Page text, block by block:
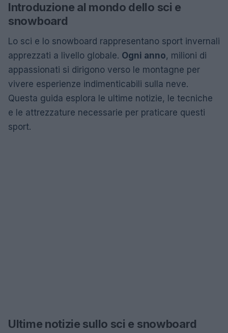
Introduzione al mondo dello sci e
snowboard
Lo sci e lo snowboard rappresentano sport invernali
apprezzati a livello globale. Ogni anno, milioni di
appassionati si dirigono verso le montagne per
vivere esperienze indimenticabili sulla neve.
Questa guida esplora le ultime notizie, le tecniche
e le attrezzature necessarie per praticare questi
sport.
Ultime notizie sullo sci e snowboard